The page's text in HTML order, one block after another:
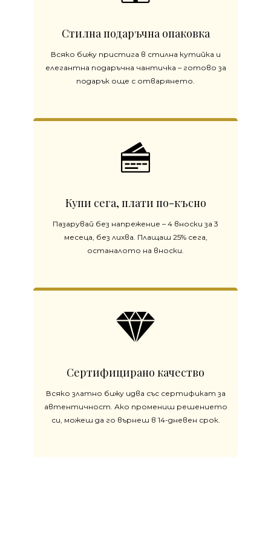
Стилна подаръчна опаковка
Всяко бижу пристига в стилна кутийка и
елегантна подаръчна чантичка – готово за
подарък още с отварянето.
Купи сега, плати по-късно
Пазарувай без напрежение – 4 вноски за 3
месеца, без лихва. Плащаш 25% сега,
останалото на вноски.
Сертифицирано качество
Всяко златно бижу идва със сертификат за
автентичност. Ако промениш решението
си, можеш да го върнеш в 14-дневен срок.